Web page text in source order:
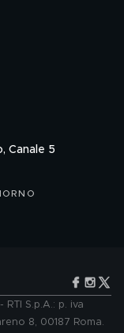
Canale 5
S.p.A.: p. iva
8, 00187 Roma.